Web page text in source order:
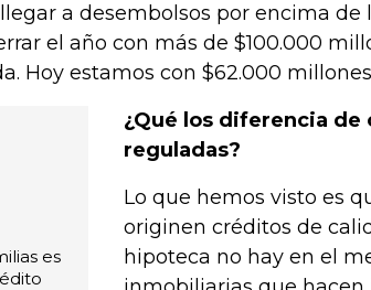
a desembolsos por encima de
el año con más de $100.000
Hoy estamos con $62.000
es
¿Qué los diferencia de
reguladas?
Lo que hemos visto es
originen créditos de
hipoteca no hay en el